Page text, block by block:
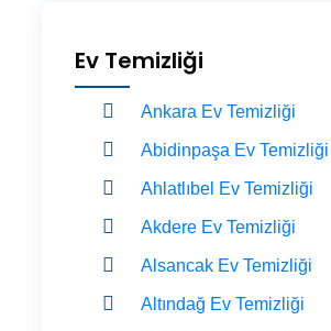
Ev Temizliği
Ankara Ev Temizliği
Abidinpaşa Ev Temizliği
Ahlatlıbel Ev Temizliği
Akdere Ev Temizliği
Alsancak Ev Temizliği
Altındağ Ev Temizliği